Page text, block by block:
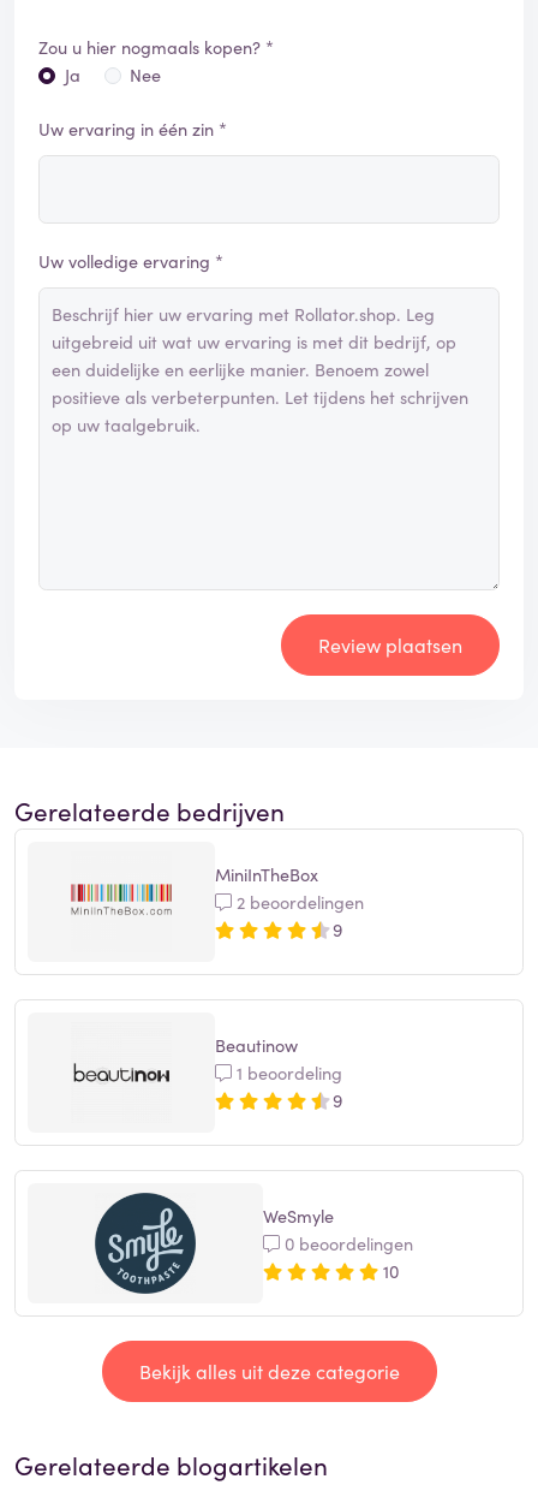
Zou u hier nogmaals kopen? *
Ja
Nee
Uw ervaring in één zin *
Uw volledige ervaring *
Review plaatsen
Gerelateerde bedrijven
MiniInTheBox
2 beoordelingen
9
Beautinow
1 beoordeling
9
WeSmyle
0 beoordelingen
10
Bekijk alles uit deze categorie
Gerelateerde blogartikelen